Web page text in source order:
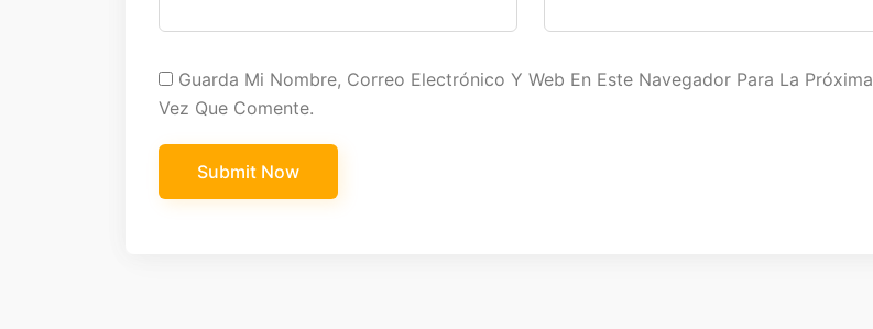
Guarda Mi Nombre, Correo Electrónico Y Web En Este Navegador Para La Próxima
Vez Que Comente.